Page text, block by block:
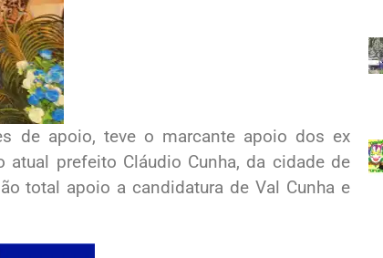
de apoio, teve o marcante apoio dos ex
atual prefeito Cláudio Cunha, da cidade de
total apoio a candidatura de Val Cunha e